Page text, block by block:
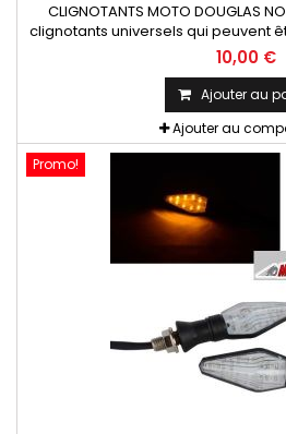
CLIGNOTANTS MOTO DOUGLAS
clignotants universels qui peuvent
motos ou10,00 €
Ajouter au
Ajouter au
Promo!